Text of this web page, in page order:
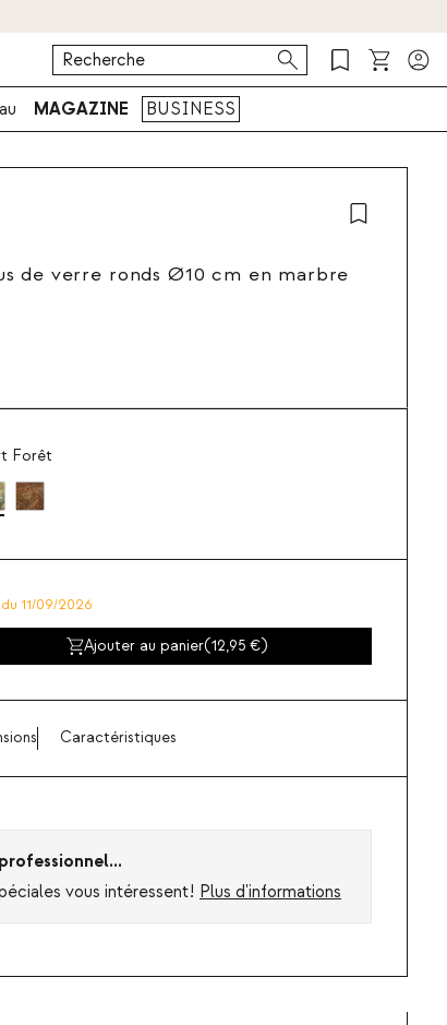
MAGAZINE BUSINESS
de verre ronds Ø10 cm en marbre
Forêt
11/09/2026
Ajouter au panier(12,95 )
Caractéristiques
vous intéressent! Plus d'informations